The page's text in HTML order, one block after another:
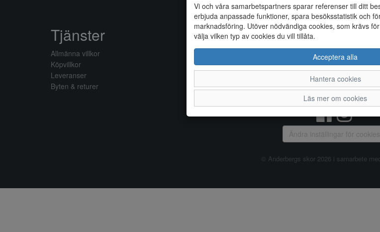
Vi och våra samarbetspartners sparar referenser till ditt
erbjuda anpassade funktioner, spara besöksstatistik och
marknadsföring. Utöver nödvändiga cookies, som krävs
välja vilken typ av cookies du vill tillåta.
Acceptera alla
Hantera cookies
Läs mer om cookies
Tjänster
Allmänna villkor
Köpvillkor
Leveranser
Byten & returer
Allmänt
Om oss
Öppettider
Ändra inställingar för cookies
© Anderbergs skor 2026 i samarbete